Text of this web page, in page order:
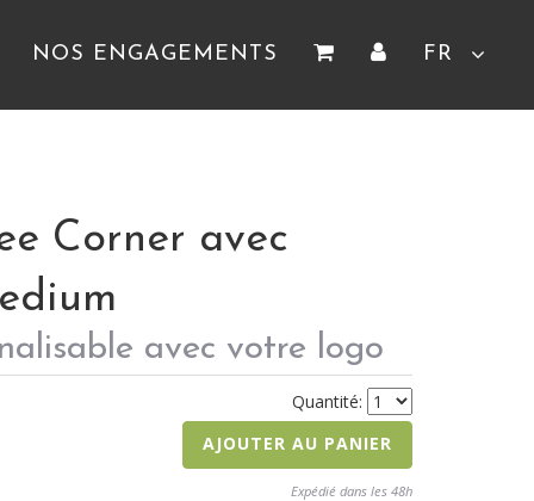
NOS ENGAGEMENTS FR
Corner avec
avec votre logo
Quantité:
AJOUTER AU PANIER
Expédié dans les 48h